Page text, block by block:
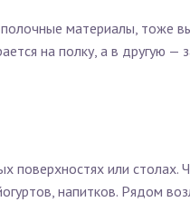
материалы, тоже
на полку, а в другую —
поверхностях или
напитков. Рядом